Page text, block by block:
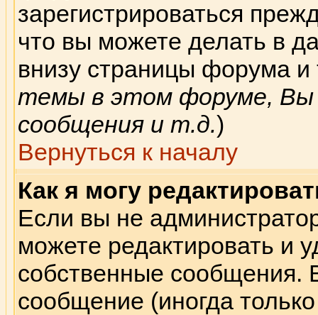
зарегистрироваться
что вы можете делать в
внизу страницы форума
темы в этом форуме,
сообщения и т.д.)
Вернуться к началу
Как я могу
Если вы не
можете редактировать и
собственные сообщения.
сообщение (иногда